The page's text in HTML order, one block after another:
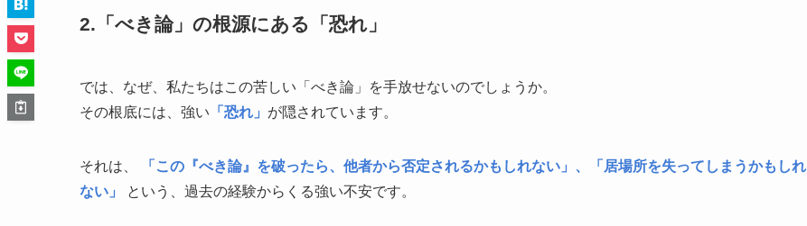
2.「べき論」の根源にある「恐れ」
では、なぜ、私たちはこの苦しい「べき論」を手放せないのでしょうか。
その根底には、強い 「恐れ」 が隠されています。
それは、
「この『べき論』を破ったら、他者から否定されるかもしれない」、「居場所を失ってしまうかもしれ
ない」
という、過去の経験からくる強い不安です。